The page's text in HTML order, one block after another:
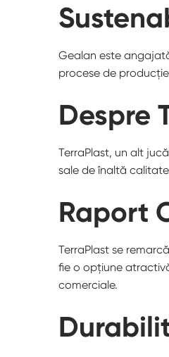
Gealan este
procese de
Despre
TerraPlast, un alt
sale de înaltă
Raport
TerraPlast se
fie o opțiune
comerciale.